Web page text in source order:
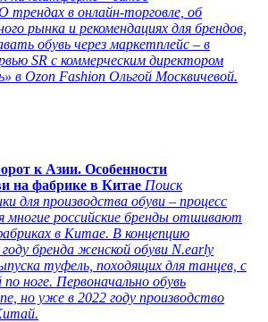
в онлайн-торговле, об
рынка и рекомендациях для брендов,
обувь через маркетплейс – в
SR с коммерческим директором
в Ozon Fashion Ольгой Москвичевой.
к Азии. Особенности
на фабрике в Китае Поиск
для производства обуви – процесс
многие российские бренды отшивают
в Китае. В концепцию
бренда женской обуви N.early
туфель, походящих для танцев, с
по ноге. Первоначально обувь
но уже в 2022 году производство